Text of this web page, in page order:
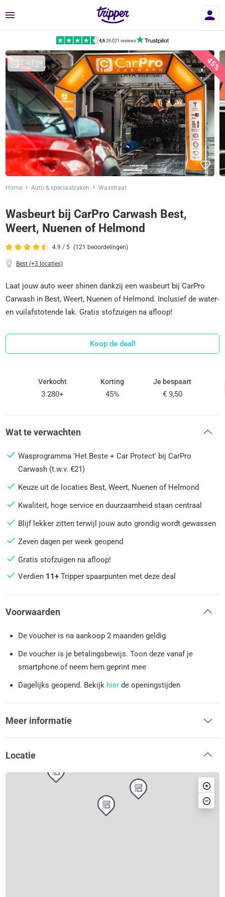
Menu
4,6|26.021 reviews
45%
Home Auto & speciaalzaken Wasstraat
Wasbeurt bij CarPro Carwash Best,
Weert, Nuenen of Helmond
4.9 / 5 (121 beoordelingen)
Best (+3 locaties)
Laat jouw auto weer shinen dankzij een wasbeurt bij CarPro
Carwash in Best, Weert, Nuenen of Helmond. Inclusief de water-
en vuilafstotende lak. Gratis stofzuigen na afloop!
Koop de deal!
Verkocht
3.280+
Korting
45%
Je bespaart
€ 9,50
Wat te verwachten
Wasprogramma 'Het Beste + Car Protect' bij CarPro
Carwash (t.w.v. €21)
Keuze uit de locaties Best, Weert, Nuenen of Helmond
Kwaliteit, hoge service en duurzaamheid staan centraal
Blijf lekker zitten terwijl jouw auto grondig wordt gewassen
Zeven dagen per week geopend
Gratis stofzuigen na afloop!
Verdien 11+ Tripper spaarpunten met deze deal
Voorwaarden
De voucher is na aankoop 2 maanden geldig
De voucher is je betalingsbewijs. Toon deze vanaf je
smartphone of neem hem geprint mee
Dagelijks geopend. Bekijk hier de openingstijden
Meer informatie
Locatie